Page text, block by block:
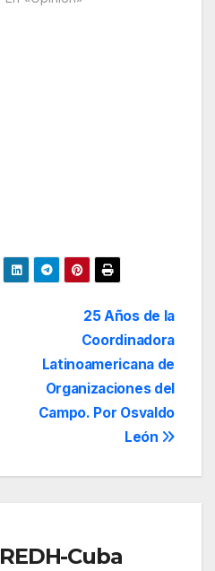
25 Años de la
Coordinadora
Latinoamericana de
Organizaciones del
Campo. Por Osvaldo
León
REDH-Cuba